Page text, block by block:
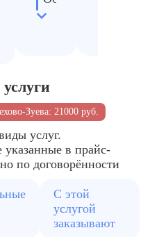
мебели
мест
вирусов
Зуева: 21000 руб.
услуг.
в прайс-
по договорённости
С этой
услугой
заказывают